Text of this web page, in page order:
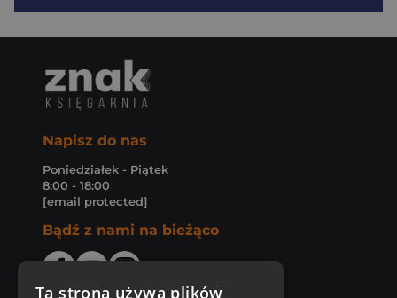
Napisz do nas
Poniedziałek - Piątek
8:00 - 18:00
[email protected]
Bądź z nami na bieżąco
Ta strona używa plików